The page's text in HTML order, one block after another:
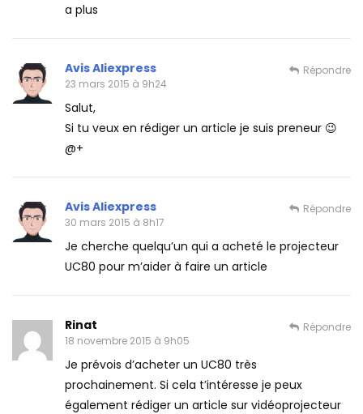
a plus
Avis Aliexpress
23 mars 2015 à 9h24
Salut,
Si tu veux en rédiger un article je suis preneur 😉
@+
Répondre
Avis Aliexpress
30 mars 2015 à 8h17
Je cherche quelqu’un qui a acheté le projecteur
UC80 pour m’aider à faire un article
Répondre
Rinat
18 novembre 2015 à 9h05
Je prévois d’acheter un UC80 très
prochainement. Si cela t’intéresse je peux
également rédiger un article sur vidéoprojecteur
Répondre